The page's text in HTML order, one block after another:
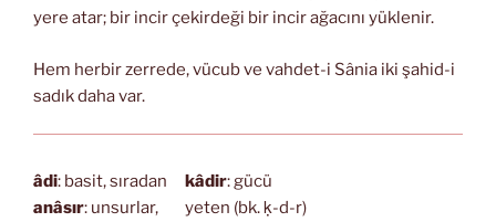
yere atar; bir incir çekirdeği bir incir ağacını yüklenir.
Hem herbir zerrede, vücub ve vahdet-i Sânia iki şahid-i
sadık daha var.
âdi: basit, sıradan
anâsır: unsurlar,
kâdir: gücü
yeten (bk. ḳ-d-r)